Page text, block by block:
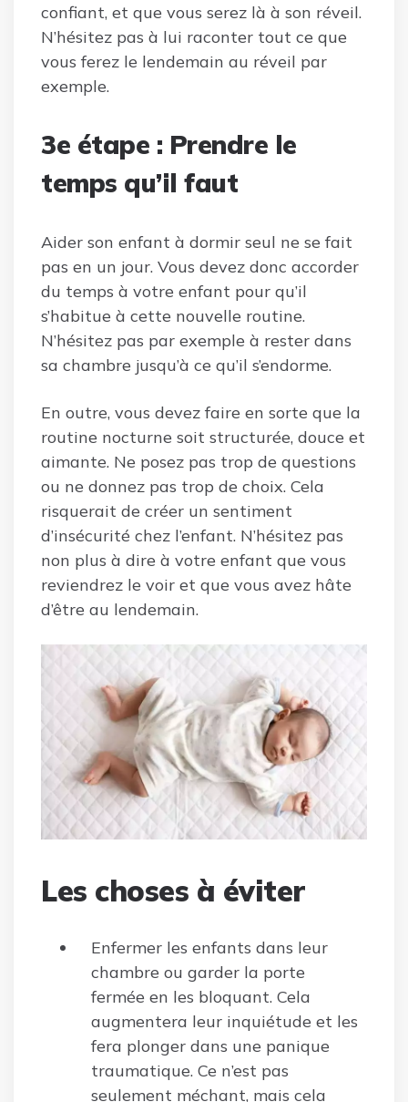
confiant, et que vous serez là à son réveil.
N’hésitez pas à lui raconter tout ce que
vous ferez le lendemain au réveil par
exemple.
3e étape : Prendre le
temps qu’il faut
Aider son enfant à dormir seul ne se fait
pas en un jour. Vous devez donc accorder
du temps à votre enfant pour qu’il
s’habitue à cette nouvelle routine.
N’hésitez pas par exemple à rester dans
sa chambre jusqu’à ce qu’il s’endorme.
En outre, vous devez faire en sorte que la
routine nocturne soit structurée, douce et
aimante. Ne posez pas trop de questions
ou ne donnez pas trop de choix. Cela
risquerait de créer un sentiment
d’insécurité chez l’enfant. N’hésitez pas
non plus à dire à votre enfant que vous
reviendrez le voir et que vous avez hâte
d’être au lendemain.
Les choses à éviter
Enfermer les enfants dans leur
chambre ou garder la porte
fermée en les bloquant. Cela
augmentera leur inquiétude et les
fera plonger dans une panique
traumatique. Ce n’est pas
seulement méchant, mais cela